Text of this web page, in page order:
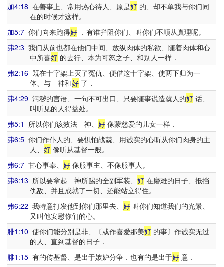
加4:18 在善事上、常用热心待人、原是好 的、却不单我与你们同
在的时候才这样。
加5:7 你们向来跑得好 ．有谁拦阻你们、叫你们不顺从真理呢。
弗2:3 我们从前也都在他们中间、放纵肉体的私欲、随着肉体和心
中所喜好的去行、本为可怒之子、和别人一样．
弗2:16 既在十字架上灭了冤仇、便借这十字架、使两下归为一
体、与 神和好了．
弗4:29 污秽的言语、一句不可出口、只要随事说造就人的好 话、
叫听见的人得益处。
弗5:1 所以你们该效法 神、 好 像蒙慈爱的儿女一样．
弗6:5 你们作仆人的、要惧怕战兢、用诚实的心听从你们肉身的主
人、 好像听从基督一般。
弗6:7 甘心事奉、 好 像服事主、不像服事人。
弗6:13 所以要拿起 神所赐的全副军装、 好 在磨难的日子、抵挡
仇敌、并且成就了一切、还能站立得住。
弗6:22 我特意打发他到你们那里去、 好 叫你们知道我们的光景、
又叫他安慰你们的心。
腓1:10 使你们能分别是非、〔或作喜爱那美好 的事〕作诚实无过
的人、直到基督的日子．
腓1:15 有的传基督、是出于嫉妒分争．也有的是出于好 意．